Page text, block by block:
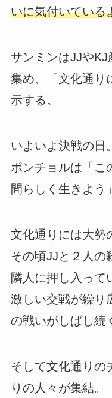
いに気付いている
サンミンはJJや
集め、「文化通り
示する。
いよいよ決戦の日。
ボンチョルは「こ
間らしく生きよう
文化通りには大勢
その頃JJと２人の
隣人に押し入って
激しい交戦が繰り
の戦いがしばし続
そして文化通りの
りの人々が集結。